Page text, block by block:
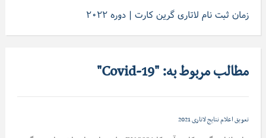
زمان ثبت نام لاتاری گرین کارت | دوره ۲۰۲۲
مطالب مربوط به: "Covid-19"
تعویق اعلام نتایج لاتاری 2021